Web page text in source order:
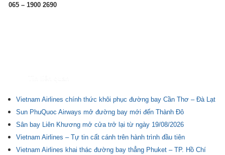
065 – 1900 2690
Vietnam Airlines chính thức khôi phục đường bay Cần Thơ – Đà Lạt
Sun PhuQuoc Airways mở đường bay mới đến Thành Đô
Sân bay Liên Khương mở cửa trở lại từ ngày 19/08/2026
Vietnam Airlines – Tự tin cất cánh trên hành trình đầu tiên
Vietnam Airlines khai thác đường bay thẳng Phuket – TP. Hồ Chí